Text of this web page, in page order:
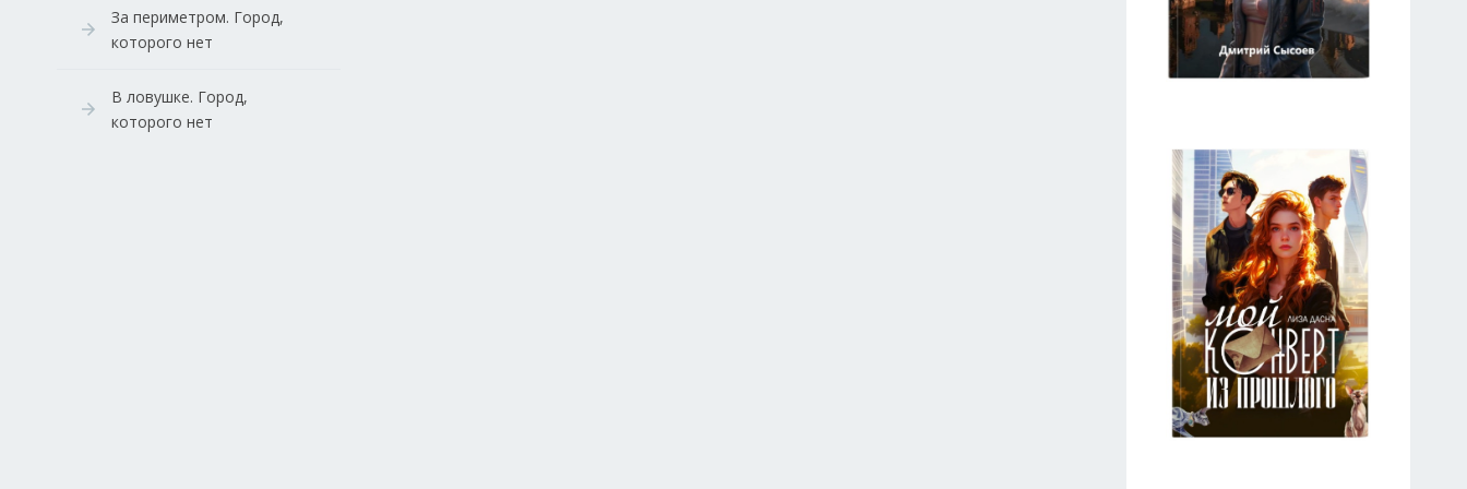
За периметром. Город,
которого нет
В ловушке. Город,
которого нет